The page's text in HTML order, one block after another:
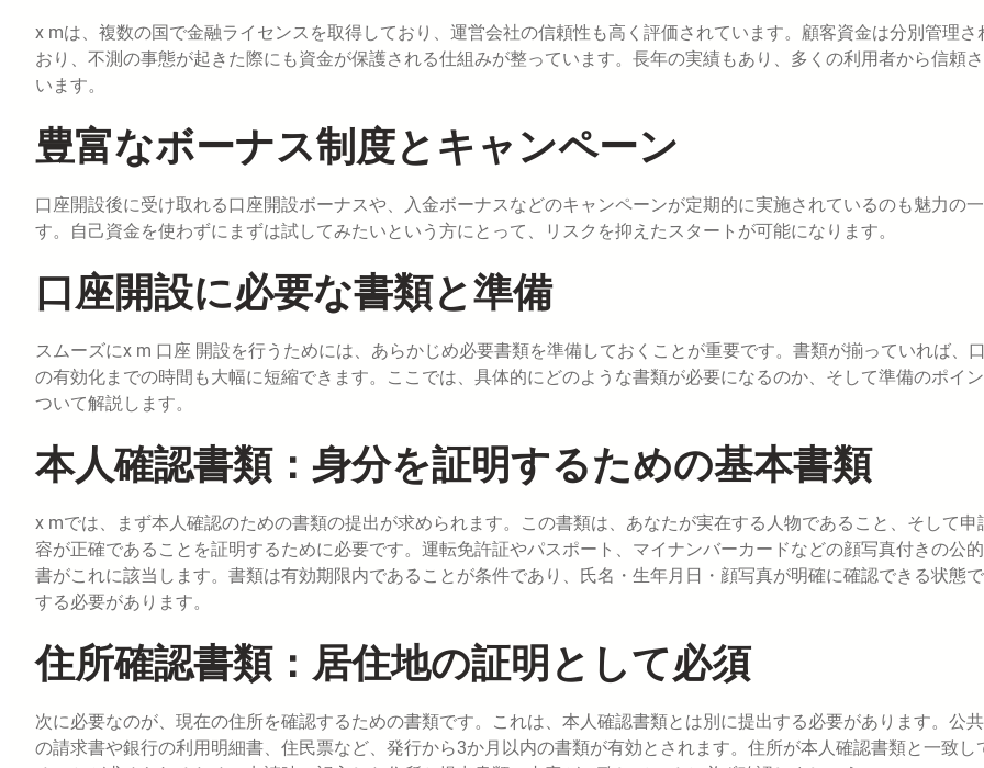
x mは、複数の国で金融ライセンスを取得しており、運営会社の信頼性も高く評価されています。顧客資金は分別管理さ
おり、不測の事態が起きた際にも資金が保護される仕組みが整っています。長年の実績もあり、多くの利用者から信頼
います。
豊富なボーナス制度とキャンペーン
口座開設後に受け取れる口座開設ボーナスや、入金ボーナスなどのキャンペーンが定期的に実施されているのも魅力の
す。自己資金を使わずにまずは試してみたいという方にとって、リスクを抑えたスタートが可能になります。
口座開設に必要な書類と準備
スムーズにx m 口座 開設を行うためには、あらかじめ必要書類を準備しておくことが重要です。書類が揃っていれば、
の有効化までの時間も大幅に短縮できます。ここでは、具体的にどのような書類が必要になるのか、そして準備のポイ
ついて解説します。
本人確認書類：身分を証明するための基本書類
x mでは、まず本人確認のための書類の提出が求められます。この書類は、あなたが実在する人物であること、そして申
容が正確であることを証明するために必要です。運転免許証やパスポート、マイナンバーカードなどの顔写真付きの公
書がこれに該当します。書類は有効期限内であることが条件であり、氏名・生年月日・顔写真が明確に確認できる状態
する必要があります。
住所確認書類：居住地の証明として必須
次に必要なのが、現在の住所を確認するための書類です。これは、本人確認書類とは別に提出する必要があります。公
の請求書や銀行の利用明細書、住民票など、発行から3か月以内の書類が有効とされます。住所が本人確認書類と一致し